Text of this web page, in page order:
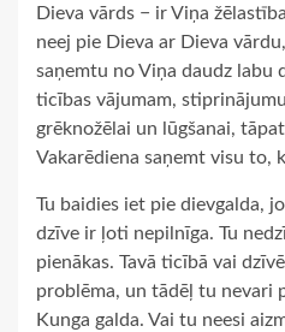
Dieva vārds − ir Viņa
neej pie Dieva ar Dieva
saņemtu no Viņa daudz labu
ticības vājumam,
grēknožēlai un lūgšanai,
Vakarēdiena saņemt visu to,
Tu baidies iet pie dievgalda,
dzīve ir ļoti nepilnīga. Tu
pienākas. Tavā ticībā vai
problēma, un tādēļ tu nevari
Kunga galda. Vai tu neesi